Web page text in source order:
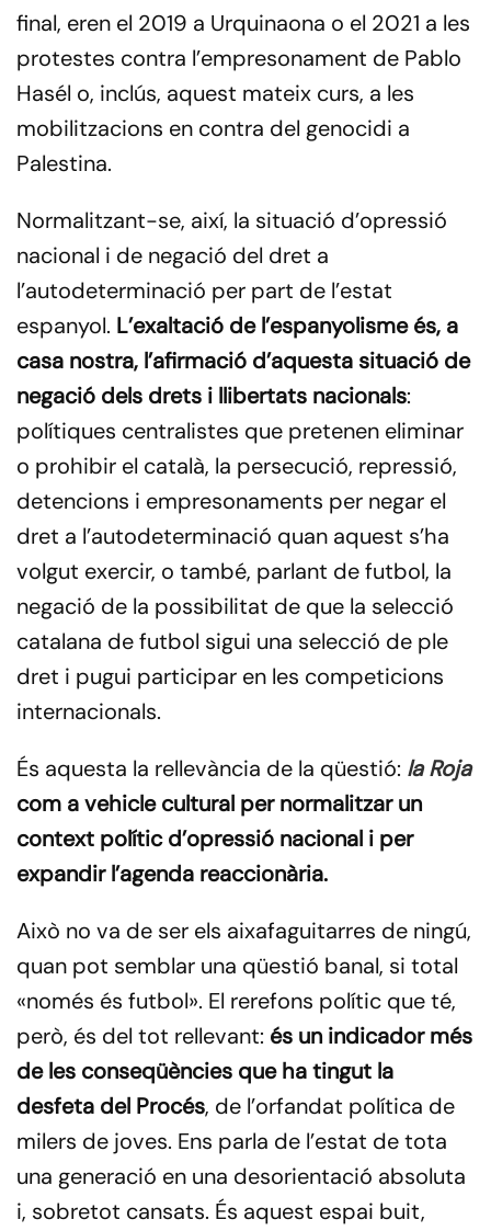
final, eren el 2019 a Urquinaona o el 2021 a les
protestes contra l’empresonament de Pablo
Hasél o, inclús, aquest mateix curs, a les
mobilitzacions en contra del genocidi a
Palestina.
Normalitzant-se, així, la situació d’opressió
nacional i de negació del dret a
l’autodeterminació per part de l’estat
espanyol. L’exaltació de l’espanyolisme és, a
casa nostra, l’afirmació d’aquesta situació de
negació dels drets i llibertats nacionals:
polítiques centralistes que pretenen eliminar
o prohibir el català, la persecució, repressió,
detencions i empresonaments per negar el
dret a l’autodeterminació quan aquest s’ha
volgut exercir, o també, parlant de futbol, la
negació de la possibilitat de que la selecció
catalana de futbol sigui una selecció de ple
dret i pugui participar en les competicions
internacionals.
És aquesta la rellevància de la qüestió: la Roja
com a vehicle cultural per normalitzar un
context polític d’opressió nacional i per
expandir l’agenda reaccionària.
Això no va de ser els aixafaguitarres de ningú,
quan pot semblar una qüestió banal, si total
«només és futbol». El rerefons polític que té,
però, és del tot rellevant: és un indicador més
de les conseqüències que ha tingut la
desfeta del Procés, de l’orfandat política de
milers de joves. Ens parla de l’estat de tota
una generació en una desorientació absoluta
i, sobretot cansats. És aquest espai buit,